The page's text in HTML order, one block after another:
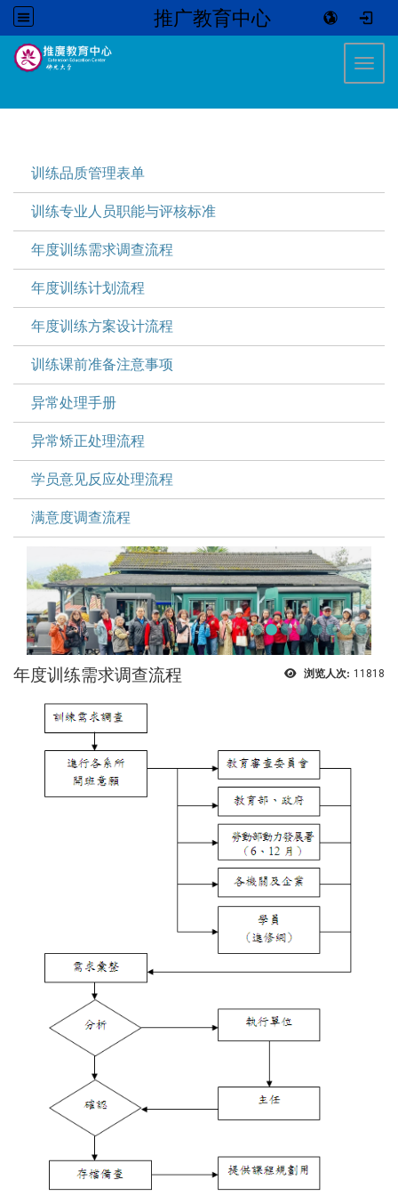
推广教育中心
训练品质管理表单
训练专业人员职能与评核标准
年度训练需求调查流程
年度训练计划流程
年度训练方案设计流程
训练课前准备注意事项
异常处理手册
异常矫正处理流程
学员意见反应处理流程
满意度调查流程
浏览人次: 11818
年度训练需求调查流程